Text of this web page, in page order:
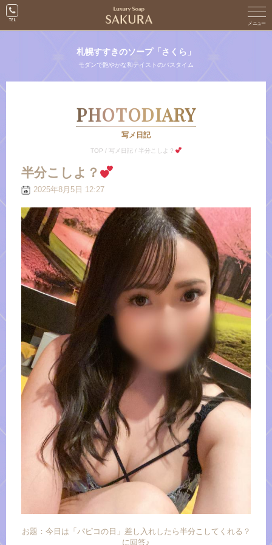
札幌すすきのソープ「さくら」
モダンで艶やかな和テイストのバスタイム
PHOTODIARY
写メ日記
TOP / 写メ日記 / 半分こしよ？︎
半分こしよ？︎
2025年8月5日 12:27
お題：今日は「パピコの日」差し入れしたら半分こしてくれる？
に回答♪